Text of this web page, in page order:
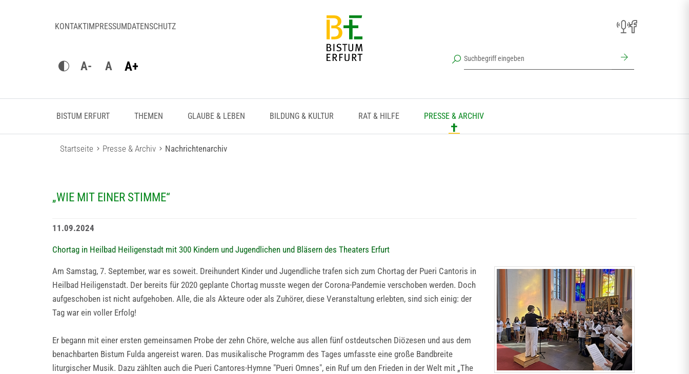
KONTAKTIMPRESSUMDATENSCHUTZ
A- A A+
BISTUM ERFURT THEMEN GLAUBE & LEBEN BILDUNG & KULTUR RAT & HILFE PRESSE & ARCHIV
Startseite Presse & Archiv Nachrichtenarchiv
„WIE MIT EINER STIMME“
11.09.2024
Chortag in Heilbad Heiligenstadt mit 300 Kindern und Jugendlichen und Bläsern des Theaters Erfurt
Am Samstag, 7. September, war es soweit. Dreihundert Kinder und Jugendliche trafen sich zum Chortag der Pueri Cantoris in
Heilbad Heiligenstadt. Der bereits für 2020 geplante Chortag musste wegen der Corona-Pandemie verschoben werden. Doch
aufgeschoben ist nicht aufgehoben. Alle, die als Akteure oder als Zuhörer, diese Veranstaltung erlebten, sind sich einig: der
Tag war ein voller Erfolg!
Er begann mit einer ersten gemeinsamen Probe der zehn Chöre, welche aus allen fünf ostdeutschen Diözesen und aus dem
benachbarten Bistum Fulda angereist waren. Das musikalische Programm des Tages umfasste eine große Bandbreite
liturgischer Musik. Dazu zählten auch die Pueri Cantores-Hymne "Pueri Omnes", ein Ruf um den Frieden in der Welt mit „The